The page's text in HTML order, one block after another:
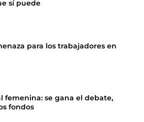
sí puede
para los trabajadores en
femenina: se gana el debate,
fondos